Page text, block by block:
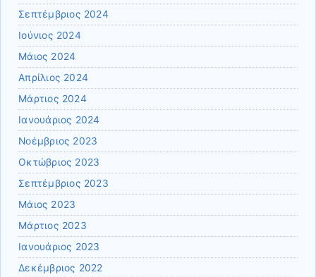
Σεπτέμβριος 2024
Ιούνιος 2024
Μάιος 2024
Απρίλιος 2024
Μάρτιος 2024
Ιανουάριος 2024
Νοέμβριος 2023
Οκτώβριος 2023
Σεπτέμβριος 2023
Μάιος 2023
Μάρτιος 2023
Ιανουάριος 2023
Δεκέμβριος 2022